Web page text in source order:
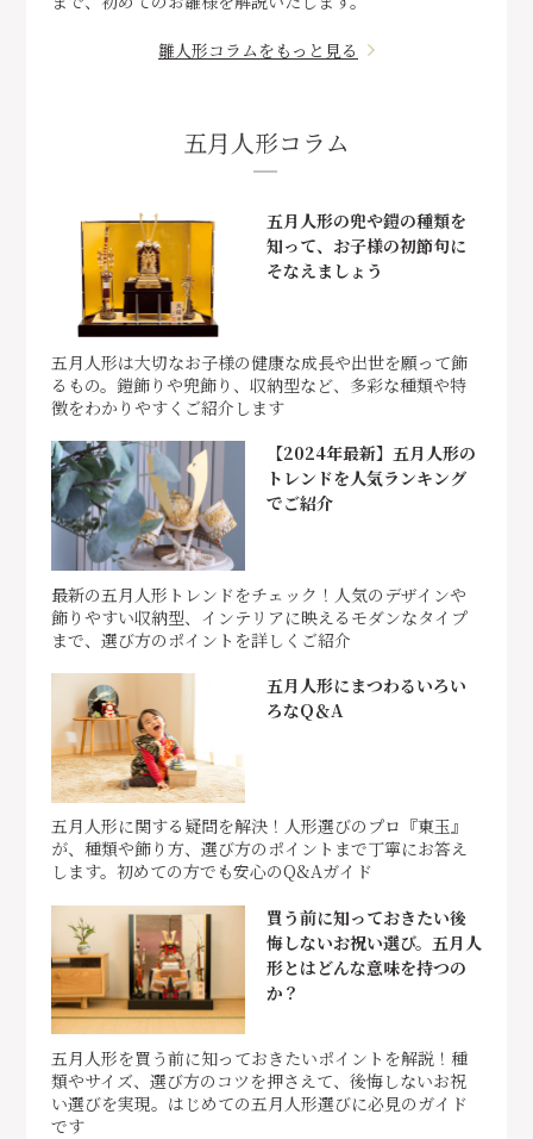
雛人形コラムをもっと見る
五月人形コラム
五月人形の兜や鎧の種類を
知って、お子様の初節句に
そなえましょう
五月人形は大切なお子様の健康な成長や出世を願って飾
るもの。鎧飾りや兜飾り、収納型など、多彩な種類や特
徴をわかりやすくご紹介します
【2024年最新】五月人形の
トレンドを人気ランキング
でご紹介
最新の五月人形トレンドをチェック！人気のデザインや
飾りやすい収納型、インテリアに映えるモダンなタイプ
まで、選び方のポイントを詳しくご紹介
五月人形にまつわるいろい
ろなQ＆A
五月人形に関する疑問を解決！人形選びのプロ『東玉』
が、種類や飾り方、選び方のポイントまで丁寧にお答え
します。初めての方でも安心のQ&Aガイド
買う前に知っておきたい後
悔しないお祝い選び。五月人
形とはどんな意味を持つの
か？
五月人形を買う前に知っておきたいポイントを解説！種
類やサイズ、選び方のコツを押さえて、後悔しないお祝
い選びを実現。はじめての五月人形選びに必見のガイド
です